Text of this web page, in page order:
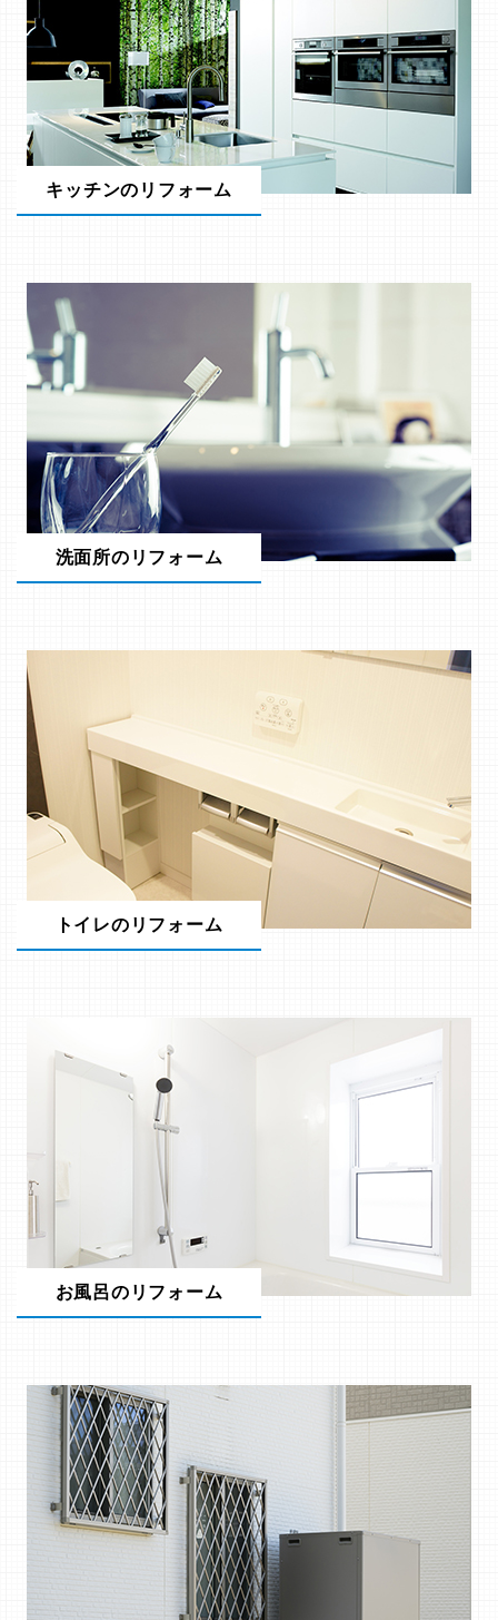
キッチンのリフォーム
洗面所のリフォーム
トイレのリフォーム
お風呂のリフォーム